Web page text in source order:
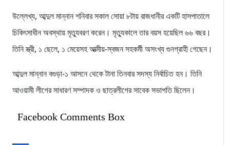
উল্লেখ্য, আব্দুল মান্নান শনিবার সকাল সোয়া ৮টায় রাজধানীর একটি হাসপাতালে
চিকিৎসাধীন অবস্থায় মৃত্যুবরণ করেন। মৃত্যুকালে তার বয়স হয়েছিল ৬৬ বছর।
তিনি স্ত্রী, ১ ছেলে, ১ মেয়েসহ আত্মীয়-স্বজন সহকর্মী অসংখ্য গুনগ্রাহী গেছেন।
আব্দুল মান্নান বগুড়া-১ আসনে থেকে টানা তিনবার সদস্য নির্বাচিত হন। তিনি
আওয়ামী লীগের সাধারণ সম্পাদক ও ছাত্রলীগের সাবেক সভাপতি ছিলেন।
Facebook Comments Box